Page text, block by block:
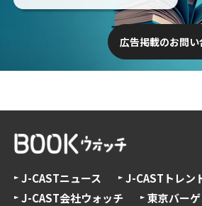
広告掲載のお問
J-CASTニュース
J-CASTトレン
J-CAST会社ウォッチ
東京バー